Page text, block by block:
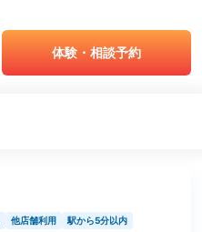
体験・相談予約
他店舗利用 駅から5分以内